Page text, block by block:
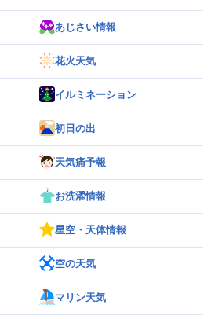
あじさい情報
花火天気
イルミネーション
初日の出
天気痛予報
お洗濯情報
星空・天体情報
空の天気
マリン天気